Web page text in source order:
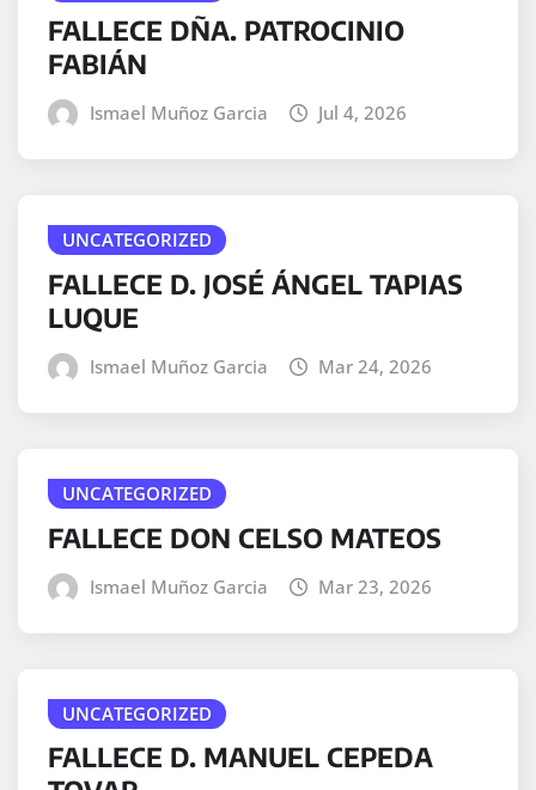
FALLECE DÑA. PATROCINIO
FABIÁN
Ismael Muñoz Garcia Jul 4, 2026
UNCATEGORIZED
FALLECE D. JOSÉ ÁNGEL TAPIAS
LUQUE
Ismael Muñoz Garcia Mar 24, 2026
UNCATEGORIZED
FALLECE DON CELSO MATEOS
Ismael Muñoz Garcia Mar 23, 2026
UNCATEGORIZED
FALLECE D. MANUEL CEPEDA